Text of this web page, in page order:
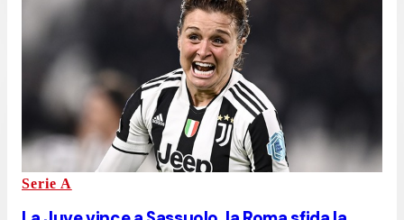
Serie A